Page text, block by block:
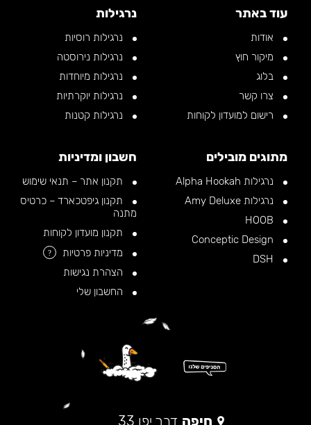
עוד באתר
אודות
מיקור חוץ
בלוג
צרו קשר
רישום למועדון לקוחות
נרגילות
נרגילות רוסיות
נרגילות נירוסטה
נרגילות מיוחדות
נרגילות יוקרתיות
נרגילות קטנות
מתוגים מובילים
נרגילות Alpha Hookah
נרגילות Amy Deluxe
חשבון ומדיניות
תקנון אתר – תנאי שימוש
תקנון גיפטכארד – כרטיס
מתנה
תקנון מועדון לקוחות
מדיניות פרטיות
?
הצהרת נגישות
החשבון שלי
חיפה דרך יפו 33